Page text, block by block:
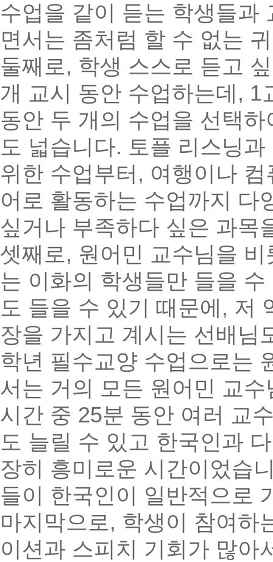
수업을 같이 듣는 학생들과
면서는 좀처럼 할 수 없는
둘째로, 학생 스스로 듣고
개 교시 동안 수업하는데,
동안 두 개의 수업을 선택
도 넓습니다. 토플 리스닝
위한 수업부터, 여행이나
어로 활동하는 수업까지 다
싶거나 부족하다 싶은 과목
셋째로, 원어민 교수님을
는 이화의 학생들만 들을
도 들을 수 있기 때문에, 저
장을 가지고 계시는 선배님
학년 필수교양 수업으로는
서는 거의 모든 원어민 교
시간 중 25분 동안 여러 교
도 늘릴 수 있고 한국인과
장히 흥미로운 시간이었습
들이 한국인이 일반적으로
마지막으로, 학생이 참여하
이션과 스피치 기회가 많아